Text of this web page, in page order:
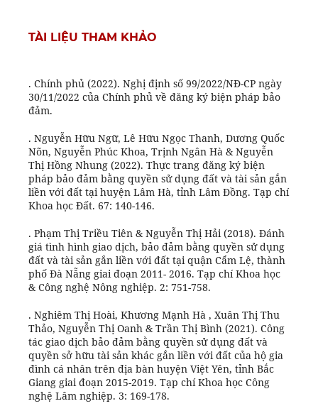
TÀI LIỆU THAM KHẢO
. Chính phủ (2022). Nghị định số 99/2022/NĐ-CP ngày
30/11/2022 của Chính phủ về đăng ký biện pháp bảo
đảm.
. Nguyễn Hữu Ngữ, Lê Hữu Ngọc Thanh, Dương Quốc
Nõn, Nguyễn Phúc Khoa, Trịnh Ngân Hà & Nguyễn
Thị Hồng Nhung (2022). Thực trang đăng ký biện
pháp bảo đảm bằng quyền sử dụng đất và tài sản gắn
liền với đất tại huyện Lâm Hà, tỉnh Lâm Đồng. Tạp chí
Khoa học Đất. 67: 140-146.
. Phạm Thị Triều Tiên & Nguyễn Thị Hải (2018). Đánh
giá tình hình giao dịch, bảo đảm bằng quyền sử dụng
đất và tài sản gắn liền với đất tại quận Cẩm Lệ, thành
phố Đà Nẵng giai đoạn 2011- 2016. Tạp chí Khoa học
& Công nghệ Nông nghiệp. 2: 751-758.
. Nghiêm Thị Hoài, Khương Mạnh Hà , Xuân Thị Thu
Thảo, Nguyễn Thị Oanh & Trần Thị Bình (2021). Công
tác giao dịch bảo đảm bằng quyền sử dụng đất và
quyền sở hữu tài sản khác gắn liền với đất của hộ gia
đình cá nhân trên địa bàn huyện Việt Yên, tỉnh Bắc
Giang giai đoạn 2015-2019. Tạp chí Khoa học Công
nghệ Lâm nghiệp. 3: 169-178.